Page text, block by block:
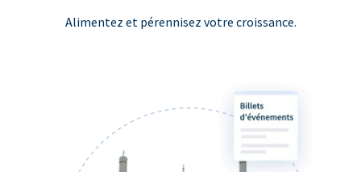
Alimentez et pérennisez votre croissance.